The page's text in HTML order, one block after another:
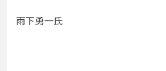
雨下勇一氏